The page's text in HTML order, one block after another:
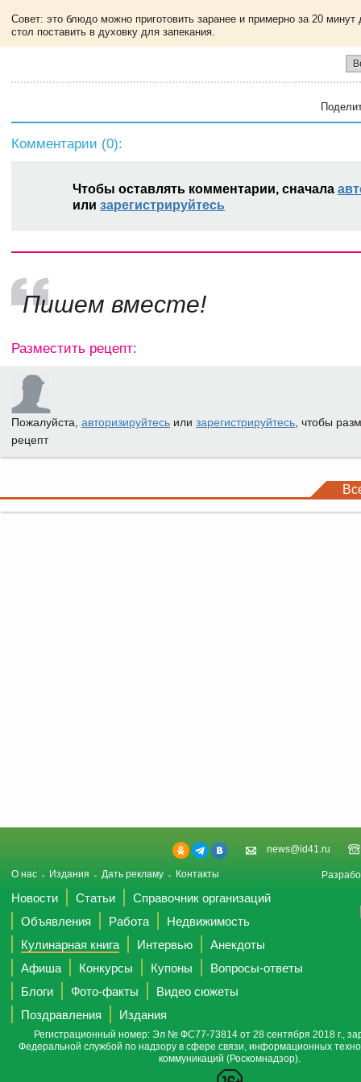
Совет: это блюдо можно приготовить заранее и примерно за 20 минут
стол поставить в духовку для запекания.
Комментарии (0):
Чтобы оставлять комментарии, сначала
или зарегистрируйтесь
Пишем вместе!
Разместить рецепт:
Пожалуйста, авторизируйтесь или зарегистрируйтесь , чтобы
рецепт
news@id41.ru
О нас Издания Дать рекламу Контакты
Новости Статьи
Справочник организаций
Объявления
Работа
Недвижимость
Кулинарная книга
Интервью
Анекдоты
Афиша
Конкурсы Купоны
Вопросы-ответы
Блоги
Фото-факты
Видео сюжеты
Поздравления
Издания
Регистрационный номер: Эл № ФС77-73814 от 28 сентября 2018 г.,
Федеральной службой по надзору в сфере связи, информационных
коммуникаций (Роскомнадзор).